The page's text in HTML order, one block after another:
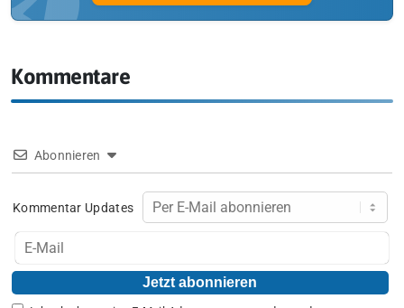
Kommentare
Abonnieren
Kommentar Updates